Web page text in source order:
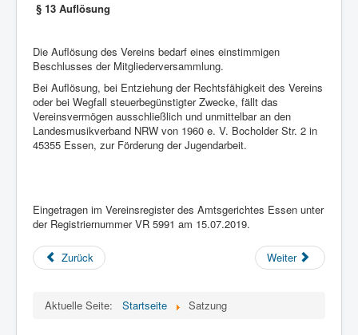
§ 13 Auflösung
Die Auflösung des Vereins bedarf eines einstimmigen
Beschlusses der Mitgliederversammlung.
Bei Auflösung, bei Entziehung der Rechtsfähigkeit des Vereins
oder bei Wegfall steuerbegünstigter Zwecke, fällt das
Vereinsvermögen ausschließlich und unmittelbar an den
Landesmusikverband NRW von 1960 e. V. Bocholder Str. 2 in
45355 Essen, zur Förderung der Jugendarbeit.
Eingetragen im Vereinsregister des Amtsgerichtes Essen unter
der Registriernummer VR 5991 am 15.07.2019.
Zurück Weiter
Aktuelle Seite: Startseite Satzung